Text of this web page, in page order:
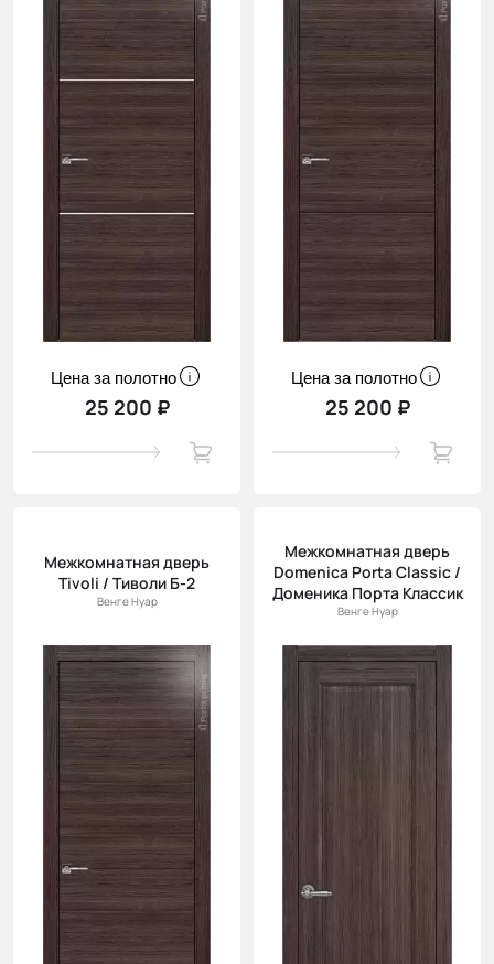
Цена за полотно
25 200 ₽
Цена за полотно
25 200 ₽
Межкомнатная дверь
Tivoli / Тиволи Б-2
Венге Нуар
Межкомнатная дверь
Domenica Porta Classic /
Доменика Порта Классик
Венге Нуар